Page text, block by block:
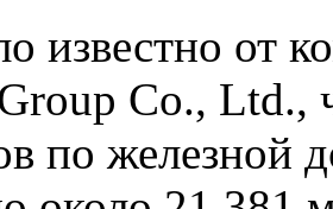
известно от
Co., Ltd.,
по железной